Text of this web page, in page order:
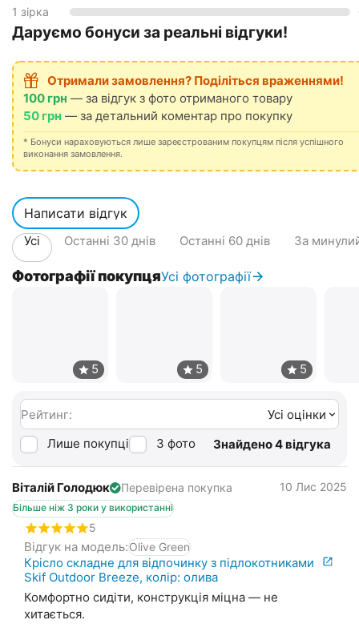
1 зірка
Даруємо бонуси за реальні відгуки!
Отримали замовлення? Поділіться враженнями!
100 грн — за відгук з фото отриманого товару
50 грн — за детальний коментар про покупку
* Бонуси нараховуються лише зареєстрованим покупцям після успішного
виконання замовлення.
Написати відгук
Усі Останні 30 днів Останні 60 днів За
Фотографії покупцяУсі фотографії
Рейтинг:
Усі оцінки
Лише покупці
З фото Знайдено 4 відгука
Віталій Голодюк Перевірена покупка
Більше ніж 3 роки у використанні
10 Лис 2025
5
Відгук на модель:Olive Green
Крісло складне для відпочинку з підлокотниками
Skif Outdoor Breeze, колір: олива
Комфортно сидіти, конструкція міцна — не
хитається.